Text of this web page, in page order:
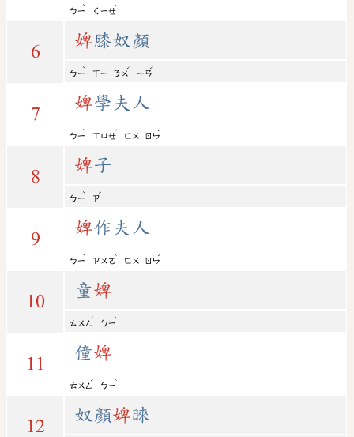
ㄅㄧ
ˋ
ㄑㄧㄝ
ˋ
6
婢膝奴顏
ㄅㄧ
ˋ
ㄒㄧ ㄋㄨ
ˊ
ㄧㄢ
ˊ
7
婢學夫人
ㄅㄧ
ˋ
ㄒㄩㄝ
ˊ
ㄈㄨ ㄖㄣ
ˊ
8
婢子
ㄅㄧ
ˋ
ㄗ
ˇ
9
婢作夫人
ㄅㄧ
ˋ
ㄗㄨㄛ
ˋ
ㄈㄨ ㄖㄣ
ˊ
10
童婢
ㄊㄨㄥ
ˊ
ㄅㄧ
ˋ
11
僮婢
ㄊㄨㄥ
ˊ
ㄅㄧ
ˋ
12
奴顏婢睞